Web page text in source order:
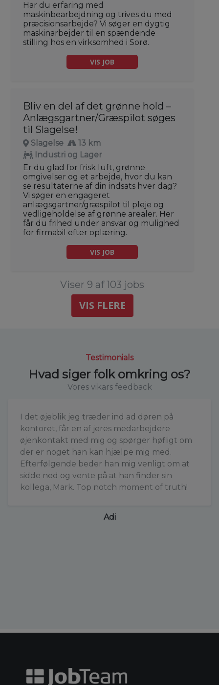
Har du erfaring med
maskinbearbejdning og trives du med
præcisionsarbejde? Vi søger en dygtig
maskinarbejder til en spændende
stilling hos en virksomhed i Sorø.
VIS JOB
Bliv en del af det grønne hold –
Anlægsgartner/Græspilot søges
til Slagelse!
Slagelse
13 km
Industri og Lager
Er du glad for frisk luft, grønne
omgivelser og et arbejde, hvor du kan
se resultaterne af din indsats hver dag?
Vi søger en engageret
anlægsgartner/græspilot til pleje og
vedligeholdelse af grønne arealer. Her
får du frihed under ansvar og mulighed
for firmabil efter oplæring.
VIS JOB
Viser 9 af 103 jobs
VIS FLERE
Testimonials
Hvad siger folk omkring os?
Vores vikars feedback
I det øjeblik jeg træder ind ad døren på
kontoret, får en af jeres medarbejdere
øjenkontakt med mig og spørger høfligt om
der er noget han kan hjælpe mig med.
Efterfølgende beder han mig venligt om at
sidde ned og vente på at han finder sin
kollega, Mark. Top notch moment of truth!
Adi